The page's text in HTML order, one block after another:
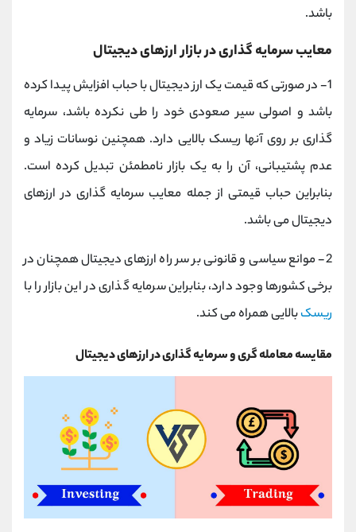
باشد.
معایب سرمایه گذاری در بازار ارزهای دیجیتال
1- در صورتی که قیمت یک ارز دیجیتال با حباب افزایش پیدا کرده
باشد و اصولی سیر صعودی خود را طی نکرده باشد، سرمایه
گذاری بر روی آنها ریسک بالایی دارد. همچنین نوسانات زیاد و
عدم پشتیبانی، آن را به یک بازار نامطمئن تبدیل کرده است.
بنابراین حباب قیمتی از جمله معایب سرمایه گذاری در ارزهای
دیجیتال می باشد.
2- موانع سیاسی و قانونی بر سر راه ارزهای دیجیتال همچنان در
برخی کشورها وجود دارد، بنابراین سرمایه گذاری در این بازار را با
ریسکبالایی همراه می کند.
مقایسه معامله گری و سرمایه گذاری در ارزهای دیجیتال